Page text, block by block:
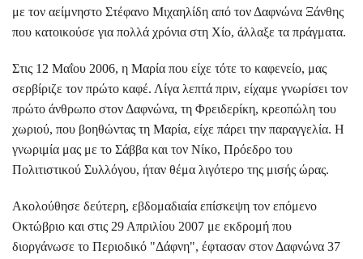
με τον αείμνηστο Στέφανο Μιχαηλίδη από τον Δαφνώνα Ξάνθης
που κατοικούσε για πολλά χρόνια στη Χίο, άλλαξε τα πράγματα.
Στις 12 Μαΐου 2006, η Μαρία που είχε τότε το καφενείο, μας
σερβίριζε τον πρώτο καφέ. Λίγα λεπτά πριν, είχαμε γνωρίσει τον
πρώτο άνθρωπο στον Δαφνώνα, τη Φρειδερίκη, κρεοπώλη του
χωριού, που βοηθώντας τη Μαρία, είχε πάρει την παραγγελία. Η
γνωριμία μας με το Σάββα και τον Νίκο, Πρόεδρο του
Πολιτιστικού Συλλόγου, ήταν θέμα λιγότερο της μισής ώρας.
Ακολούθησε δεύτερη, εβδομαδιαία επίσκεψη τον επόμενο
Οκτώβριο και στις 29 Απριλίου 2007 με εκδρομή που
διοργάνωσε το Περιοδικό "Δάφνη", έφτασαν στον Δαφνώνα 37